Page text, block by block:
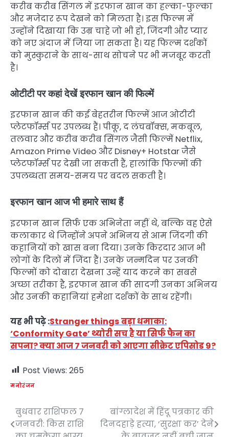
करीब करीब सिंगल में इरफान खान का हल्का-फुल्का
और मजेदार रूप देखने को मिलता है। इस फिल्म में
उन्होंने दिखाया कि उम्र चाहे जो भी हो, जिंदगी और प्यार
को नए अंदाज में जिया जा सकता है। यह फिल्म दर्शकों
को मुस्कुराने के साथ-साथ सोचने पर भी मजबूर करती
है।
ओटीटी पर कहां देखें इरफान खान की फिल्में
इरफान खान की कई बेहतरीन फिल्में आज ओटीटी
प्लेटफॉर्म्स पर उपलब्ध हैं। पीकू, द लंचबॉक्स, मकबूल,
तलवार और करीब करीब सिंगल जैसी फिल्में Netflix,
Amazon Prime Video और Disney+ Hotstar जैसे
प्लेटफॉर्म्स पर देखी जा सकती हैं, हालांकि फिल्मों की
उपलब्धता समय-समय पर बदल सकती है।
इरफान खान आज भी हमारे साथ हैं
इरफान खान सिर्फ एक अभिनेता नहीं थे, बल्कि वह ऐसे
कलाकार थे जिन्होंने अपने अभिनय से आम जिंदगी की
कहानियों को खास बना दिया। उनके किरदार आज भी
लोगों के दिलों में जिंदा हैं। उनके जन्मदिन पर उनकी
फिल्मों को दोबारा देखना उन्हें याद करने का सबसे
अच्छा तरीका है, इरफान खान की सादगी उनका अभिनय
और उनकी कहानियां हमेशा दर्शकों के साथ रहेंगी।
यह भी पढ़े :Stranger things बड़ा धमाका:
‘Conformity Gate’ थ्योरी सच है या सिर्फ फैन का
सपना? क्या आज 7 जनवरी को आएगा सीक्रेट एपिसोड 9?
Post Views: 265
मनोरंजन
Post
navigation
बुधवार राशिफल 7
जनवरी: किस राशि
बांग्लादेश में हिंदू पत्रकार की
दिनदहाड़े हत्या, ‘सुरक्षा कर’ देने